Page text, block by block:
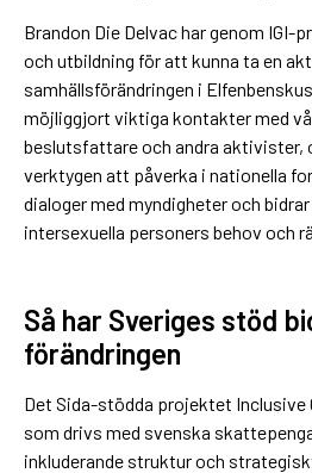
Brandon Die Delvac har genom
och utbildning för att kunna ta en
samhällsförändringen i
möjliggjort viktiga kontakter med
beslutsfattare och andra aktivister,
verktygen att påverka i nationella
dialoger med myndigheter och
intersexuella personers behov och
Så har Sveriges stöd
förändringen
Det Sida-stödda projektet Inclusive
som drivs med svenska
inkluderande struktur och